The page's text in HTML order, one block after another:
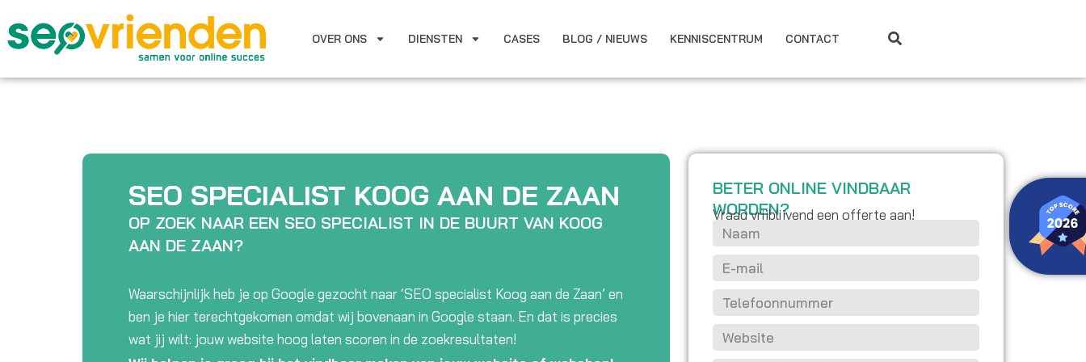
naar
inhoud
OVER ONS DIENSTEN CASES BLOG / NIEUWS KENNISCENTRUM CONTACT
SEO SPECIALIST KOOG AAN DE ZAAN
OP ZOEK NAAR EEN SEO SPECIALIST IN DE BUURT VAN KOOG
AAN DE ZAAN?
Waarschijnlijk heb je op Google gezocht naar ‘SEO specialist Koog aan de Zaan’ en
ben je hier terechtgekomen omdat wij bovenaan in Google staan. En dat is precies
wat jij wilt: jouw website hoog laten scoren in de zoekresultaten!
BETER ONLINE VINDBAAR
WORDEN?
Vraag vrijblijvend een offerte aan!
a
-
e
W
e